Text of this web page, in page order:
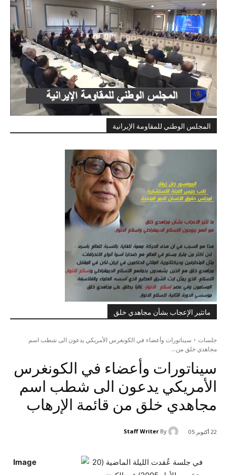
المجلس الوطني للمقاومة الإيرانية
ماتثير الإعجاب بشأن مجاهدي خلق
جلسات
سيناتورات وأعضاء في الكونغرس الأمريكي يدعون الى شطب اسم
مجاهدي خلق من...
سيناتورات وأعضاء في الكونغرس
الأمريكي يدعون الى شطب اسم
مجاهدي خلق من قائمة الإرهاب
22 أكتوبر 05 By
Staff Writer
في جلسة عُقدت الليلة الماضية (20